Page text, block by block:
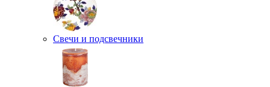
Свечи и подсвечники